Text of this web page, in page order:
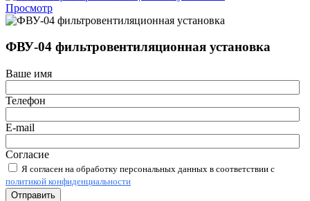
Просмотр
ФВУ-04 фильтровентиляционная установка
Ваше имя
Телефон
E-mail
Согласие
Я согласен на обработку персональных данных в соответствии с
политикой конфиденциальности
Отправить